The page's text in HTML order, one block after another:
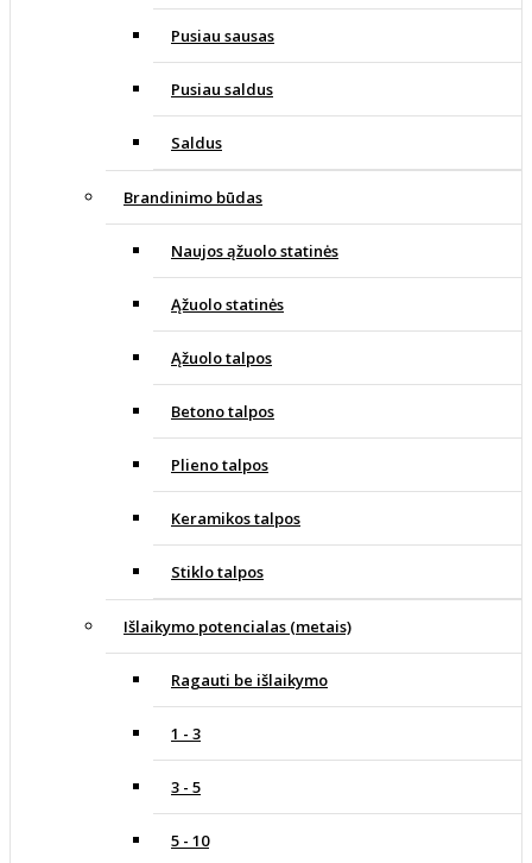
Pusiau sausas
Pusiau saldus
Saldus
Brandinimo būdas
Naujos ąžuolo statinės
Ąžuolo statinės
Ąžuolo talpos
Betono talpos
Plieno talpos
Keramikos talpos
Stiklo talpos
Išlaikymo potencialas (metais)
Ragauti be išlaikymo
1 - 3
3 - 5
5 - 10